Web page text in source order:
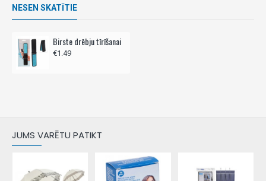
NESEN SKATĪTIE
Birste drēbju tīrīšanai
€1.49
JUMS VARĒTU PATIKT